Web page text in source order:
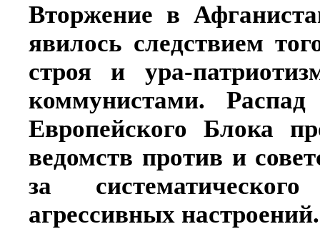
Вторжение в
явилось следствием
строя и ура-
коммунистами.
Европейского Блока
ведомств против и
за
агрессивных настроений.